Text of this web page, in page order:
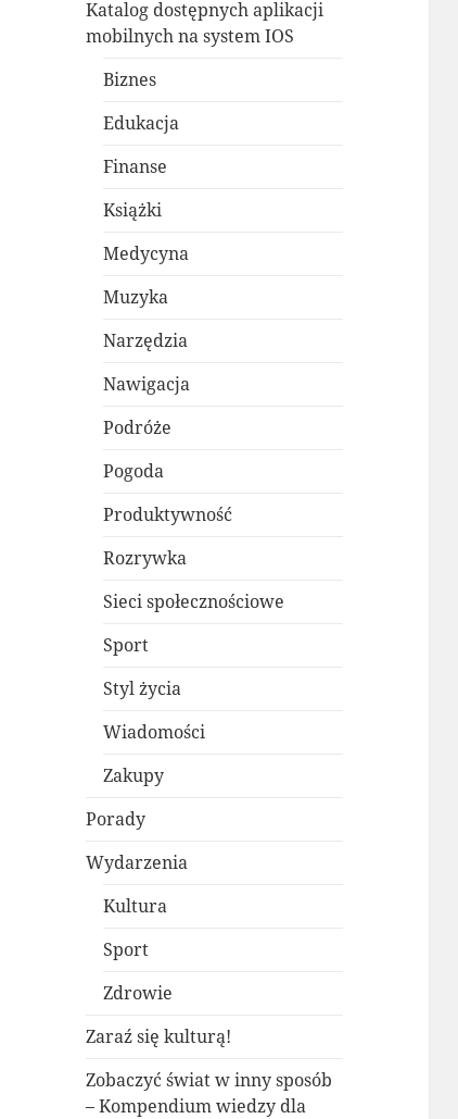
Katalog dostępnych aplikacji
mobilnych na system IOS
Biznes
Edukacja
Finanse
Książki
Medycyna
Muzyka
Narzędzia
Nawigacja
Podróże
Pogoda
Produktywność
Rozrywka
Sieci społecznościowe
Sport
Styl życia
Wiadomości
Zakupy
Porady
Wydarzenia
Kultura
Sport
Zdrowie
Zaraź się kulturą!
Zobaczyć świat w inny sposób
– Kompendium wiedzy dla